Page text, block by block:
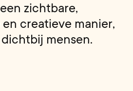
een zichtbare,
en creatieve manier,
dichtbij mensen.